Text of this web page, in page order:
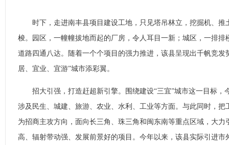
时下，走进南丰县项目建设工地，只见塔吊林立，挖掘机、推
梭。园区，一幢幢拔地而起的厂房，令人耳目一新；城区，一排排
道路四通八达。随着一个个项目的强力推进，该县呈现出千帆竞发
居、宜业、宜游”城市添彩翼。
招大引强，打造赶超新引擎。围绕建设“三宜”城市这一目标，
涉及民生、城建、旅游、农业、水利、工业等方面。与此同时，把
为招商主攻方向，面向长三角、珠三角和闽东南等重点区域，大力
高、辐射带动强、发展前景好的项目。今年以来，该县实际引进市